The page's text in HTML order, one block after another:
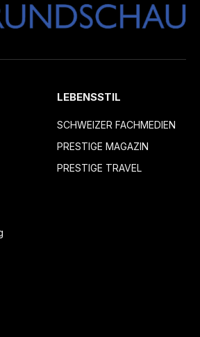
LEBENSSTIL
SCHWEIZER FACHMEDIEN
PRESTIGE MAGAZIN
PRESTIGE TRAVEL